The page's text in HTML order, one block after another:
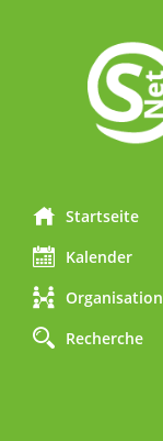
Startseite
Kalender
Organisation
Recherche